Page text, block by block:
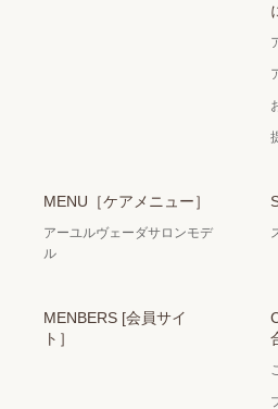
MENU［ケアメニュー］
アーユルヴェーダサロンモデ
ル
MENBERS [会員サイ
ト］